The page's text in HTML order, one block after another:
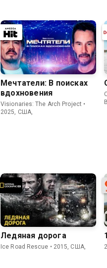
Мечтатели: В поисках
вдохновения
Visionaries: The Arch Project •
2025, США,
Ледяная дорога
Ice Road Rescue • 2015, США,